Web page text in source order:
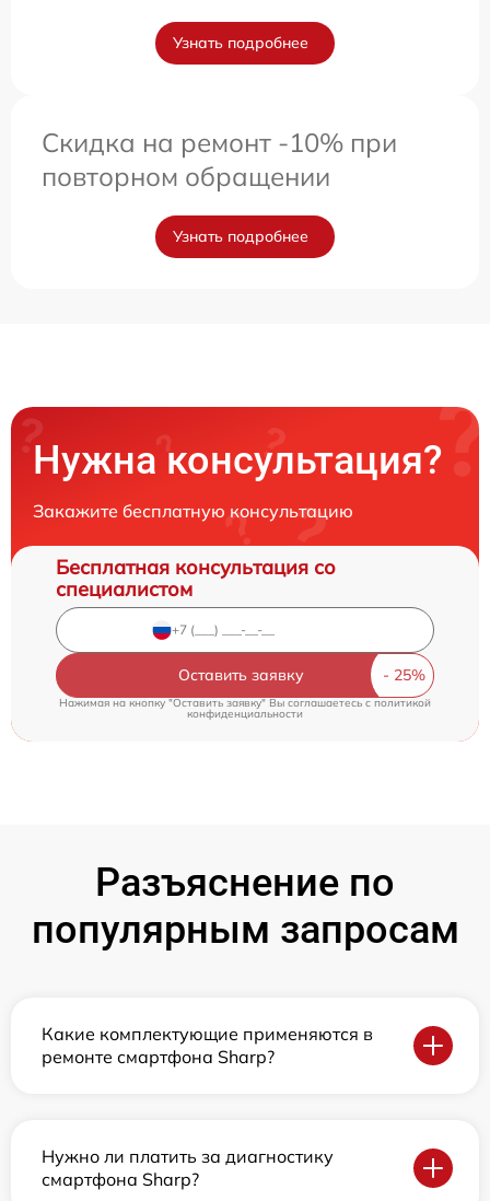
Узнать подробнее
Скидка на ремонт -10% при
повторном обращении
Узнать подробнее
Нужна консультация?
Закажите бесплатную консультацию
Бесплатная консультация со
специалистом
Оставить заявку
Нажимая на кнопку "Оставить заявку" Вы соглашаетесь cполитикой
конфиденциальности
Разъяснение по
популярным запросам
Какие комплектующие применяются в
ремонте смартфона Sharp?
Нужно ли платить за диагностику
смартфона Sharp?